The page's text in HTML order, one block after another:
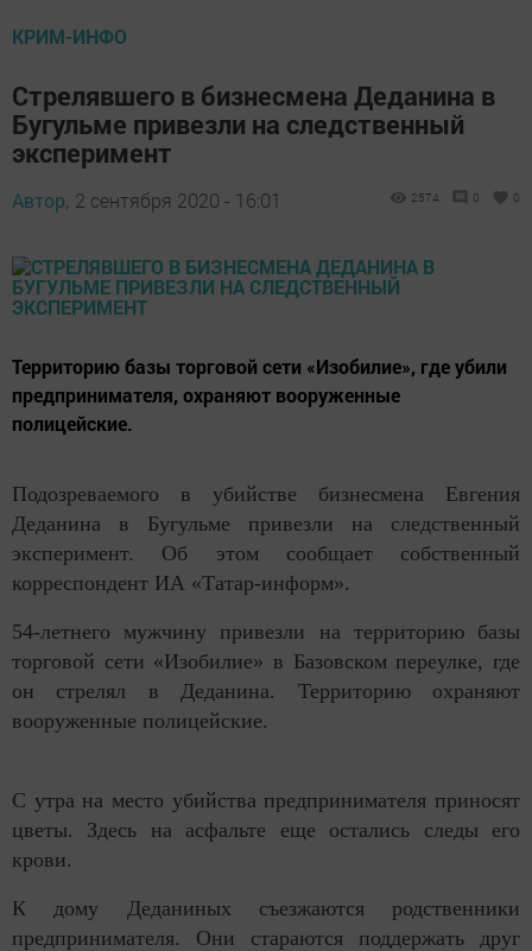
КРИМ-ИНФО
Стрелявшего в бизнесмена Деданина в
Бугульме привезли на следственный
эксперимент
Автор, 2 сентября 2020 - 16:01 2574 0 0
Территорию базы торговой сети «Изобилие», где убили
предпринимателя, охраняют вооруженные
полицейские.
Подозреваемого в убийстве бизнесмена Евгения
Деданина в Бугульме привезли на следственный
эксперимент. Об этом сообщает собственный
корреспондент ИА «Татар-информ».
54-летнего мужчину привезли на территорию базы
торговой сети «Изобилие» в Базовском переулке, где
он стрелял в Деданина. Территорию охраняют
вооруженные полицейские.
С утра на место убийства предпринимателя приносят
цветы. Здесь на асфальте еще остались следы его
крови.
К дому Деданиных съезжаются родственники
предпринимателя. Они стараются поддержать друг